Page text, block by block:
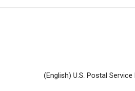
(English) U.S. Postal